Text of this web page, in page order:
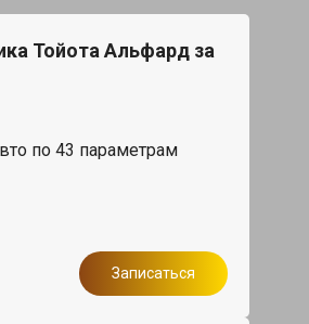
Тойота Альфард за
по 43 параметрам
Записаться